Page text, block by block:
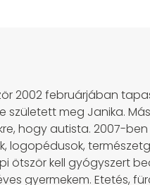
2002 februárjában
meg Janika.
hogy autista. 2007-
logopédusok,
ötször kell gyógyszert
gyermekem. Etetés,